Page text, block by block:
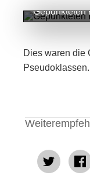
Gepunkteten
Dies waren die
Pseudoklassen.
tweet